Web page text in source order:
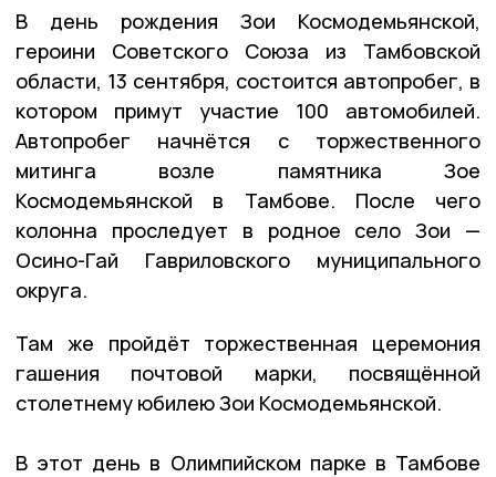
В день рождения Зои Космодемьянской,
героини Советского Союза из Тамбовской
области, 13 сентября, состоится автопробег, в
котором примут участие 100 автомобилей.
Автопробег начнётся с торжественного
митинга возле памятника Зое
Космодемьянской в Тамбове. После чего
колонна проследует в родное село Зои —
Осино-Гай Гавриловского муниципального
округа.
Там же пройдёт торжественная церемония
гашения почтовой марки, посвящённой
столетнему юбилею Зои Космодемьянской.
В этот день в Олимпийском парке в Тамбове